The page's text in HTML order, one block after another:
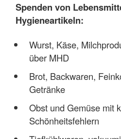
Spenden von
Hygieneartikeln:
Wurst, Käse,
über MHD
Brot, Backwaren,
Getränke
Obst und Gemüse mit
Schönheitsfehlern